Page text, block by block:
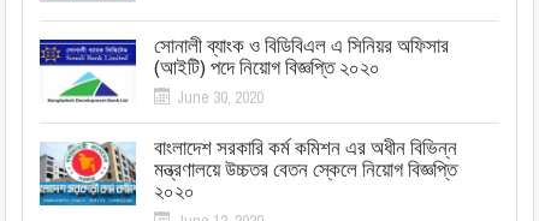
সোনালী ব্যাংক ও বিডিবিএল এ সিনিয়র অফিসার
(আইটি) পদে নিয়োগ বিজ্ঞপ্তি ২০২০
June 30, 2020
বাংলাদেশ সরকারি কর্ম কমিশন এর অধীন বিভিন্ন
মন্ত্রণালয়ে উচ্চতর বেতন স্কেলে নিয়োগ বিজ্ঞপ্তি
২০২০